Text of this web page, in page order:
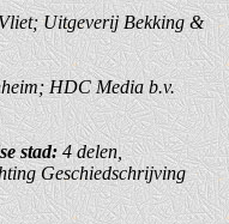
Uitgeverij Bekking &
HDC Media b.v.
stad:4 delen,
Geschiedschrijving